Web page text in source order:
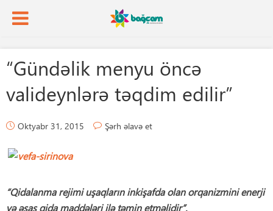
“Gündəlik menyu öncə
valideynlərə təqdim edilir”
Oktyabr 31, 2015 Şərh əlavə et
“Qidalanma rejimi uşaqların inkişafda olan orqanizmini enerji
və əsas qida maddələri ilətəmin etməlidir”.